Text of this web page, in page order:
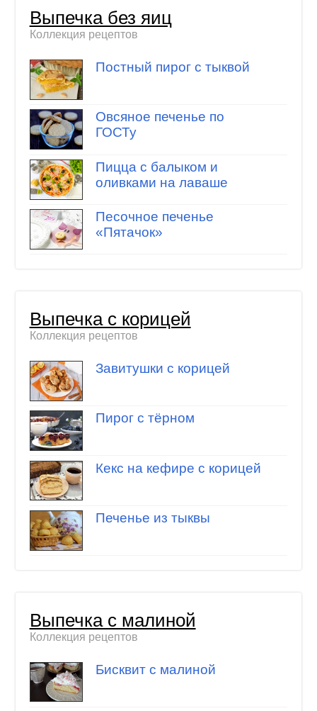
Выпечка без яиц
Коллекция рецептов
Постный пирог с тыквой
Овсяное печенье по
ГОСТу
Пицца с балыком и
оливками на лаваше
Песочное печенье
«Пятачок»
Выпечка с корицей
Коллекция рецептов
Завитушки с корицей
Пирог с тёрном
Кекс на кефире с корицей
Печенье из тыквы
Выпечка с малиной
Коллекция рецептов
Бисквит с малиной